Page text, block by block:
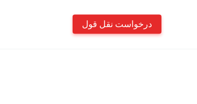
درخواست نقل قول